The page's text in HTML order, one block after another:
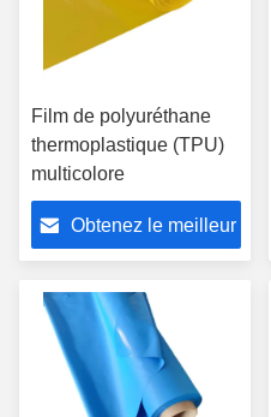
Film de polyuréthane
thermoplastique (TPU)
multicolore
Obtenez le meilleur